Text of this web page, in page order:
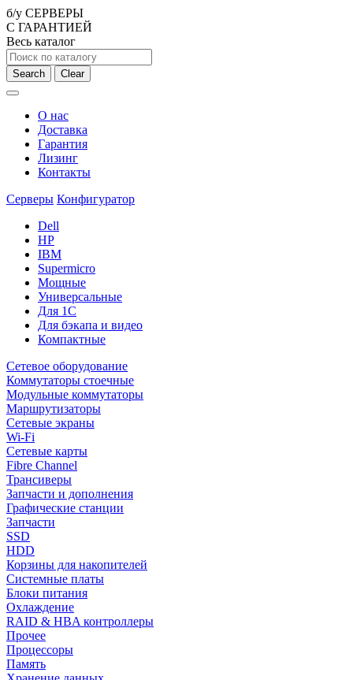
б/у СЕРВЕРЫ
С ГАРАНТИЕЙ
Весь каталог
Search Clear
О нас
Доставка
Гарантия
Лизинг
Контакты
Серверы Конфигуратор
Dell
HP
IBM
Supermicro
Мощные
Универсальные
Для 1С
Для бэкапа и видео
Компактные
Сетевое оборудование
Коммутаторы стоечные
Модульные коммутаторы
Маршрутизаторы
Сетевые экраны
Wi-Fi
Сетевые карты
Fibre Channel
Трансиверы
Запчасти и дополнения
Графические станции
Запчасти
SSD
HDD
Корзины для накопителей
Системные платы
Блоки питания
Охлаждение
RAID & HBA контроллеры
Прочее
Процессоры
Память